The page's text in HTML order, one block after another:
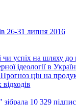
26-31 липня 2016
чи успіх на шляху
ідеології в
цін на
10 329